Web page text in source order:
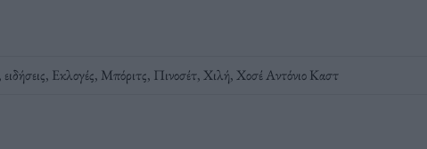
ειδήσεις, Εκλογές, Μπόριτς, Πινοσέτ,Χιλή,Χοσέ Αντόνιο Καστ